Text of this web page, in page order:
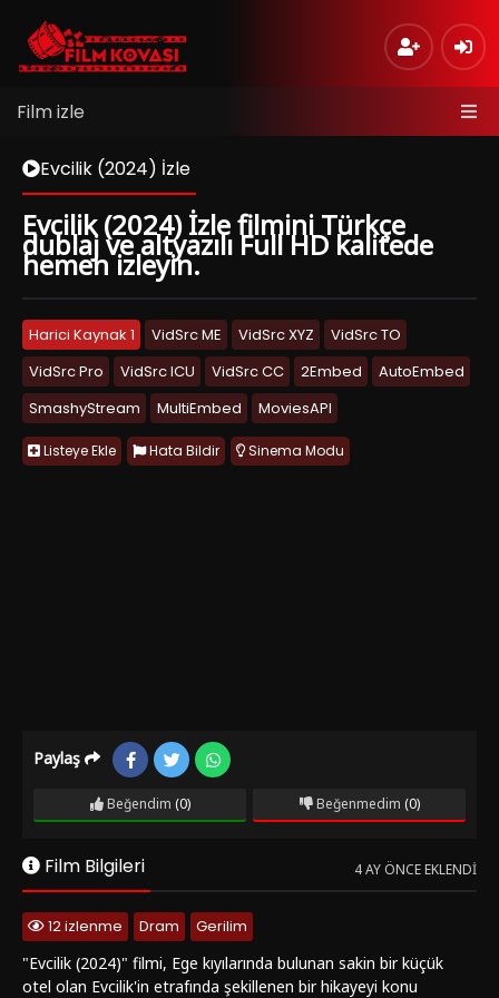
Film izle
Evcilik (2024) İzle
Evcilik (2024) İzle filmini Türkçe
dublaj ve altyazılı Full HD kalitede
hemen izleyin.
Harici Kaynak 1 VidSrc ME VidSrc XYZ
VidSrc TO
VidSrc Pro
VidSrc ICU VidSrc CC 2Embed
AutoEmbed
SmashyStream
MultiEmbed MoviesAPI
Listeye Ekle Hata Bildir Sinema Modu
Paylaş
Beğendim (0) Beğenmedim (0)
Film Bilgileri 4 AY ÖNCE EKLENDI
12 izlenme Dram
Gerilim
"Evcilik (2024)" filmi, Ege kıyılarında bulunan sakin bir küçük
otel olan Evcilik'in etrafında şekillenen bir hikayeyi konu